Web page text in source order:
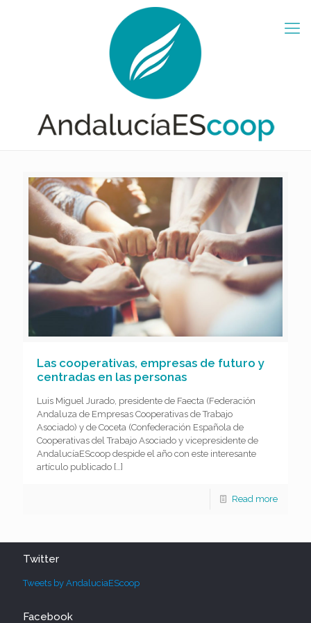
Las cooperativas, empresas de futuro y
centradas en las personas
Luis Miguel Jurado, presidente de Faecta (Federación
Andaluza de Empresas Cooperativas de Trabajo
Asociado) y de Coceta (Confederación Española de
Cooperativas del Trabajo Asociado y vicepresidente de
AndalucíaEScoop despide el año con este interesante
artículo publicado […]
Read more
Twitter
Tweets by AndaluciaEScoop
Facebook